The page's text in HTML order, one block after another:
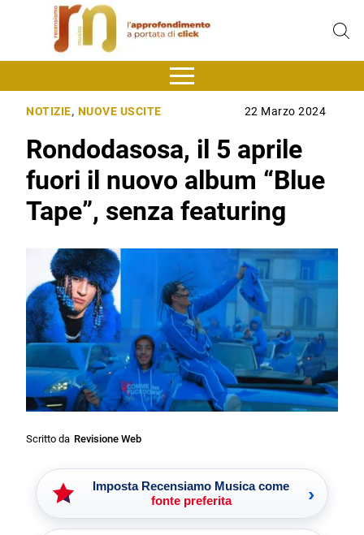
NOTIZIE, NUOVE USCITE 22 Marzo 2024
Rondodasosa, il 5 aprile
fuori il nuovo album “Blue
Tape”, senza featuring
Scritto da Revisione Web
Imposta Recensiamo Musica come
fonte preferita
›